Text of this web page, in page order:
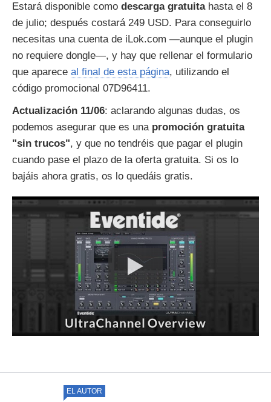
Estará disponible como descarga gratuitahasta el 8
de julio; después costará 249 USD. Para conseguirlo
necesitas una cuenta de iLok.com —aunque el plugin
no requiere dongle—, y hay que rellenar el formulario
que aparece al final de esta página, utilizando el
código promocional 07D96411.
Actualización 11/06: aclarando algunas dudas, os
podemos asegurar que es unapromoción gratuita
"sin trucos", y que no tendréis que pagar el plugin
cuando pase el plazo de la oferta gratuita. Si os lo
bajáis ahora gratis, os lo quedáis gratis.
EL AUTOR